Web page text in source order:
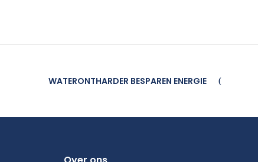
WATERONTHARDER BESPAREN ENERGIE